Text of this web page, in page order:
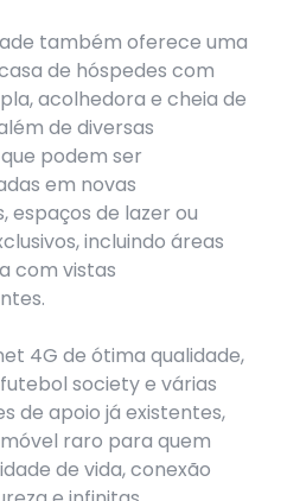
também oferece uma
de hóspedes com
acolhedora e cheia de
de diversas
podem ser
em novas
espaços de lazer ou
incluindo áreas
com vistas
4G de ótima qualidade,
society e várias
de apoio já existentes,
raro para quem
de vida, conexão